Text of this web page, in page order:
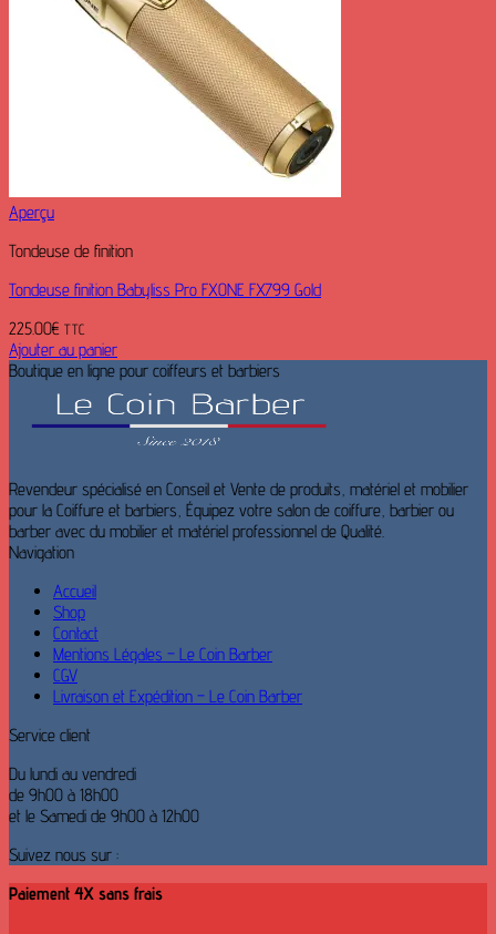
Aperçu
Tondeuse de finition
Tondeuse finition Babyliss Pro FXONE FX799 Gold
225.00€ TTC
Ajouter au panier
Boutique en ligne pour coiffeurs et barbiers
Revendeur spécialisé en Conseil et Vente de produits, matériel et mobilier
pour la Coiffure et barbiers, Équipez votre salon de coiffure, barbier ou
barber avec du mobilier et matériel professionnel de Qualité.
Navigation
Accueil
Shop
Contact
Mentions Légales – Le Coin Barber
CGV
Livraison et Expédition – Le Coin Barber
Service client
Du lundi au vendredi
de 9h00 à 18h00
et le Samedi de 9h00 à 12h00
Suivez nous sur :
Paiement 4X sans frais